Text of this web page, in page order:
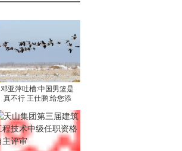
邓亚萍吐槽:中国男篮是
真不行 王仕鹏:给您添